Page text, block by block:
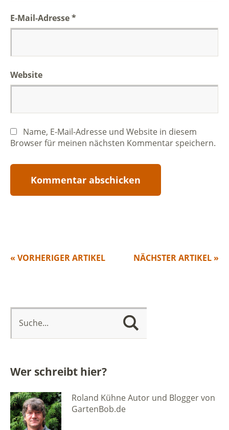
E-Mail-Adresse*
Website
Name, E-Mail-Adresse und Website in diesem
Browser für meinen nächsten Kommentar speichern.
NÄCHSTER ARTIKEL »
« VORHERIGER ARTIKEL
Wer schreibt hier?
Roland Kühne Autor und Blogger von
GartenBob.de